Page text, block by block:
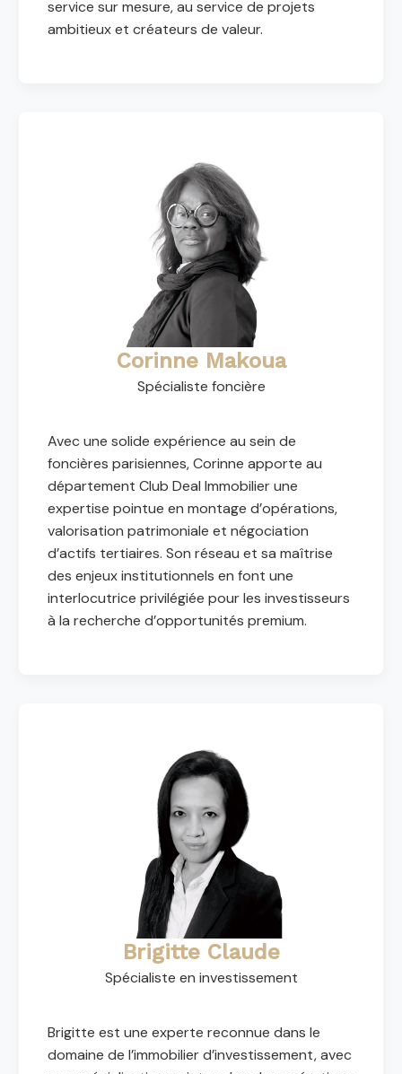
service sur mesure, au service de projets
ambitieux et créateurs de valeur.
Corinne Makoua
Spécialiste foncière
Avec une solide expérience au sein de
foncières parisiennes, Corinne apporte au
département Club Deal Immobilier une
expertise pointue en montage d’opérations,
valorisation patrimoniale et négociation
d’actifs tertiaires. Son réseau et sa maîtrise
des enjeux institutionnels en font une
interlocutrice privilégiée pour les investisseurs
à la recherche d’opportunités premium.
Brigitte Claude
Spécialiste en investissement
Brigitte est une experte reconnue dans le
domaine de l’immobilier d’investissement, avec